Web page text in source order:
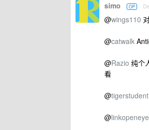
simo OP
@wings110
@catwalk
@Razio 纯个
看
@tigerstudent
@